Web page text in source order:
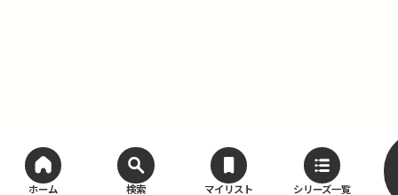
ホーム 検索 マイリスト シリーズ一覧